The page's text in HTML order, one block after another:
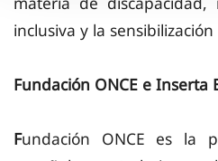
inclusiva y la
Fundación ONCE e Inserta
Fundación
ONCE es la